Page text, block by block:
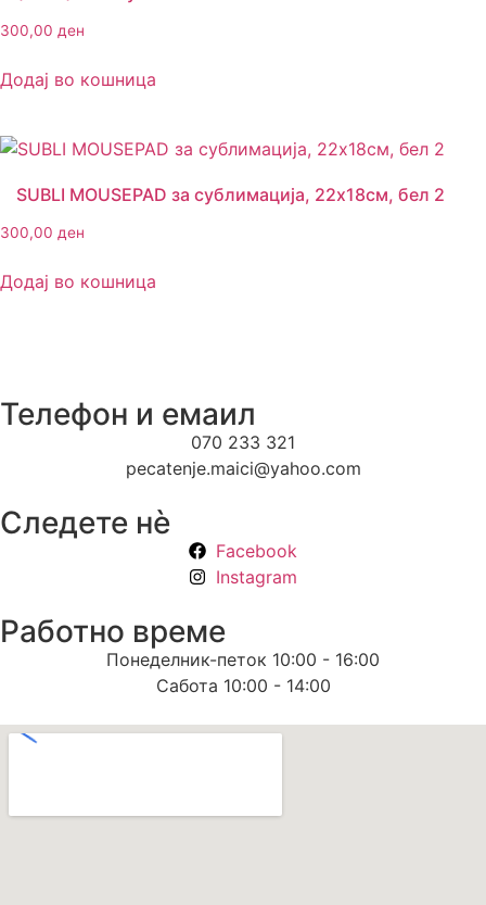
300,00 ден
Додај во кошница
SUBLI MOUSEPAD за сублимација, 22х18см, бел 2
300,00 ден
Додај во кошница
Телефон и емаил
070 233 321
pecatenje.maici@yahoo.com
Следете нѐ
Facebook
Instagram
Работно време
Понеделник-петок 10:00 - 16:00
Сабота 10:00 - 14:00